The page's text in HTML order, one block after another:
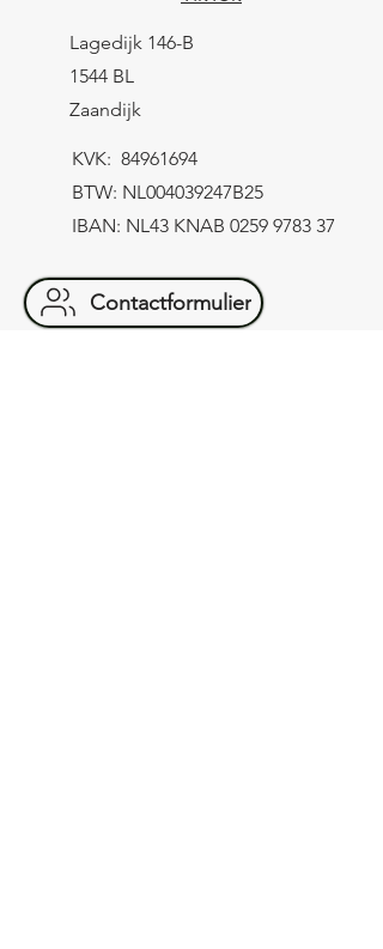
Lagedijk 146-B
1544 BL
Zaandijk
KVK: 84961694
BTW: NL004039247B25
IBAN: NL43 KNAB 0259 9783 37
Contactformulier